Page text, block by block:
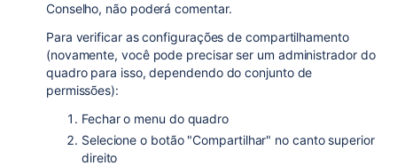
Conselho, não poderá comentar.
Para verificar as configurações de compartilhamento
(novamente, você pode precisar ser um administrador do
quadro para isso, dependendo do conjunto de
permissões):
Fechar o menu do quadro
Selecione o botão "Compartilhar" no canto superior
direito